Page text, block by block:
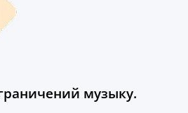
музыку.